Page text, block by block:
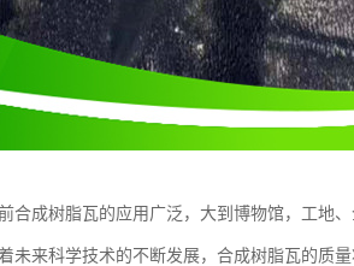
合成树脂瓦的应用广泛，大到博物馆，工地
未来科学技术的不断发展，合成树脂瓦的质